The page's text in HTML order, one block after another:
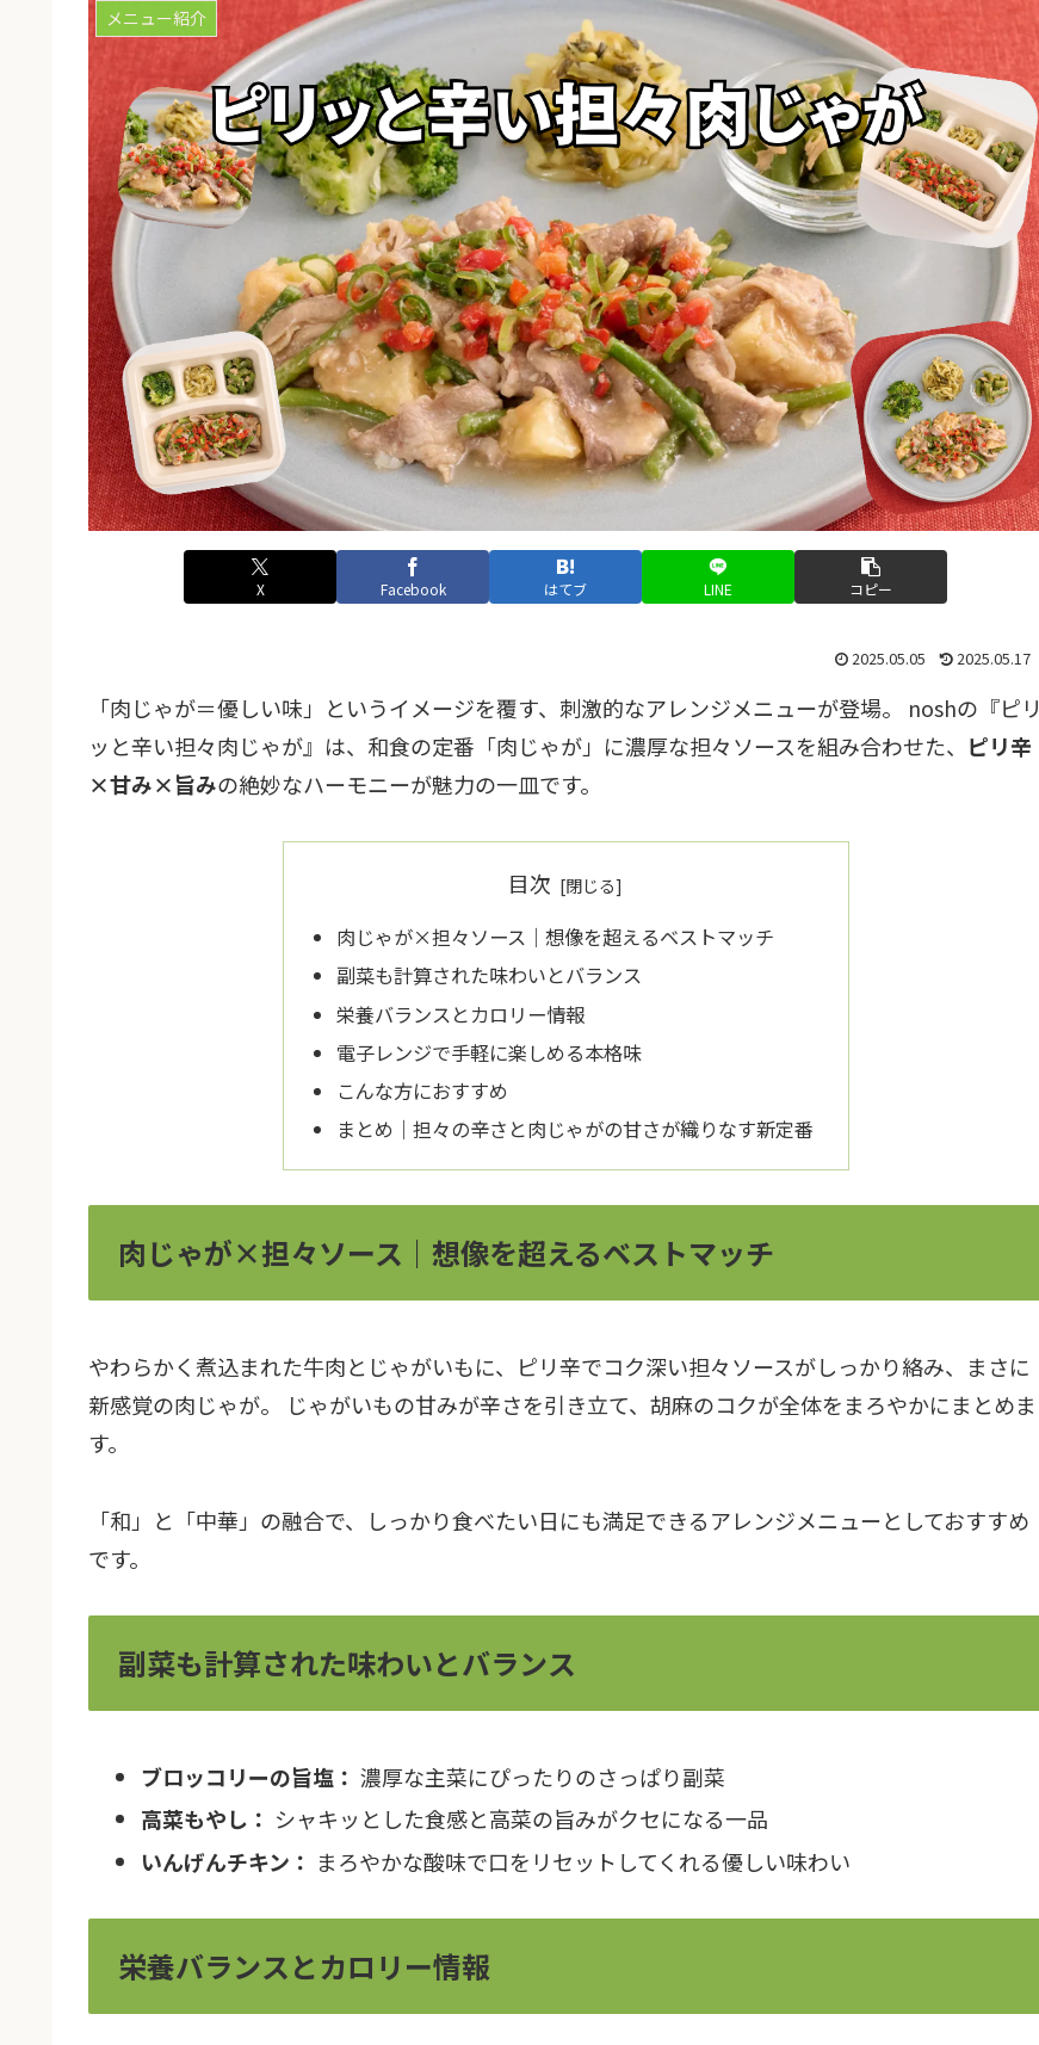
メニュー紹介
X Facebook はてブ LINE コピー
2025.05.05 2025.05.17
「肉じゃが＝優しい味」というイメージを覆す、刺激的なアレンジメニューが登場。 noshの『ピリ
ッと辛い担々肉じゃが』は、和食の定番「肉じゃが」に濃厚な担々ソースを組み合わせた、 ピリ辛
×甘み×旨みの絶妙なハーモニーが魅力の一皿です。
目次
肉じゃが×担々ソース｜想像を超えるベストマッチ
副菜も計算された味わいとバランス
栄養バランスとカロリー情報
電子レンジで手軽に楽しめる本格味
こんな方におすすめ
まとめ｜担々の辛さと肉じゃがの甘さが織りなす新定番
肉じゃが×担々ソース｜想像を超えるベストマッチ
やわらかく煮込まれた牛肉とじゃがいもに、ピリ辛でコク深い担々ソースがしっかり絡み、まさに
新感覚の肉じゃが。 じゃがいもの甘みが辛さを引き立て、胡麻のコクが全体をまろやかにまとめま
す。
「和」と「中華」の融合で、しっかり食べたい日にも満足できるアレンジメニューとしておすすめ
です。
副菜も計算された味わいとバランス
ブロッコリーの旨塩： 濃厚な主菜にぴったりのさっぱり副菜
高菜もやし： シャキッとした食感と高菜の旨みがクセになる一品
いんげんチキン： まろやかな酸味で口をリセットしてくれる優しい味わい
栄養バランスとカロリー情報